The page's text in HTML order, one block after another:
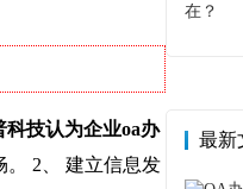
科技认为企业oa办
。 2、 建立信息发
最新